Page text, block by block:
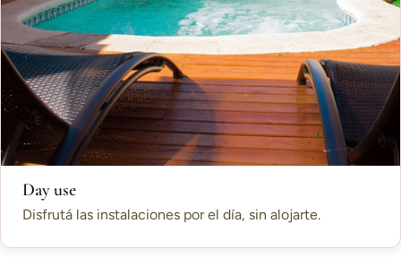
Day use
Disfrutá las instalaciones por el día, sin alojarte.